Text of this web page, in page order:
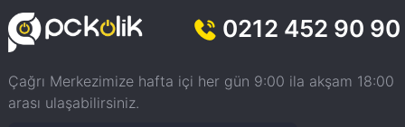
0212 452 90 90
Çağrı Merkezimize hafta içi her gün 9:00 ila akşam 18:00
arası ulaşabilirsiniz.